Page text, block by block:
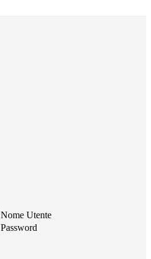
Nome Utente
Password